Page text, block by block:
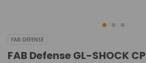
FAB DEFENSE
FAB Defense GL-SHOCK CP